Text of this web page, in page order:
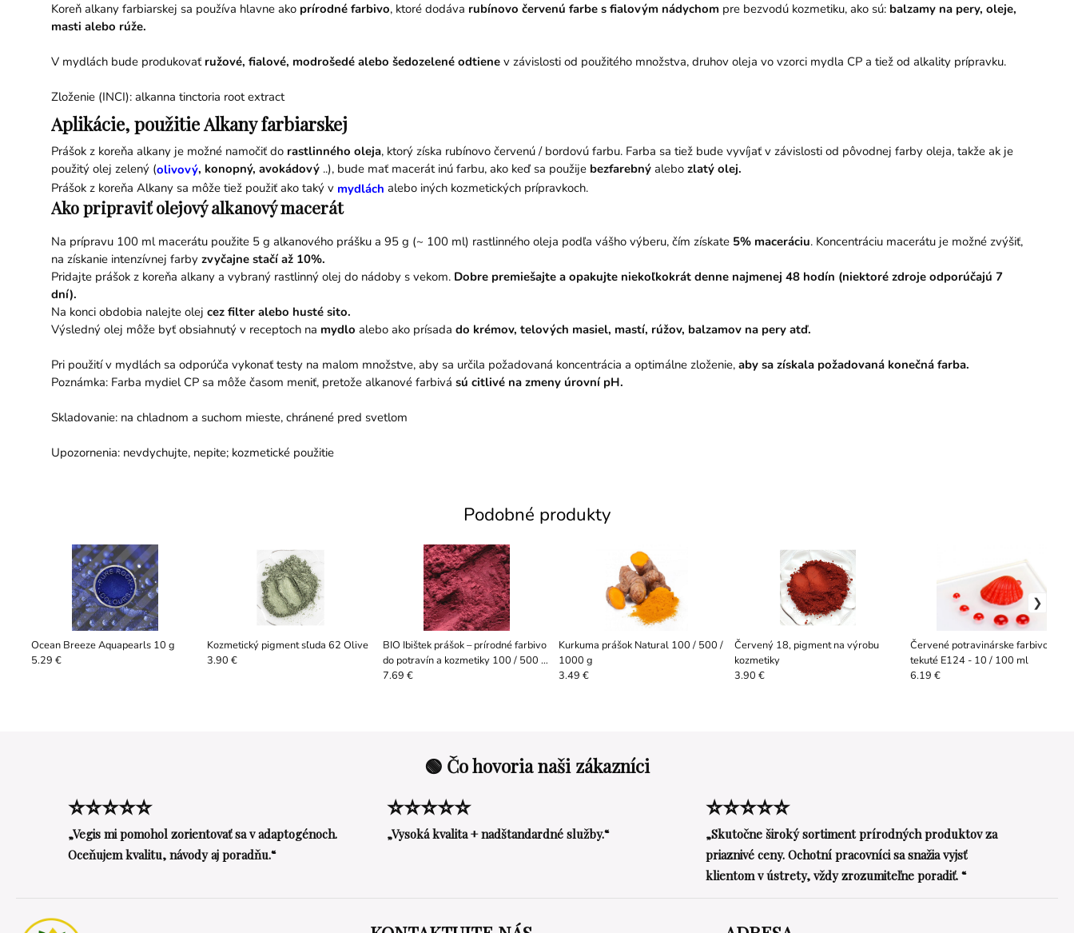
Koreň alkany farbiarskej sa používa hlavne akoprírodné farbivo, ktoré dodáva rubínovo červenú farbe s fialovým nádychom pre bezvodú kozmetiku, ako sú: balzamy na pery, oleje,
masti alebo rúže.
V mydlách bude produkovať ružové, fialové, modrošedé alebo šedozelené odtienev závislosti od použitého množstva, druhov oleja vo vzorci mydla CP a tiež od alkality prípravku.
Zloženie (INCI): alkanna tinctoria root extract
Aplikácie, použitie Alkany farbiarskej
Prášok z koreňa alkany je možné namočiť dorastlinného oleja, ktorý získa rubínovo červenú / bordovú farbu. Farba sa tiež bude vyvíjať v závislosti od pôvodnej farby oleja, takže ak je
použitý olej zelený (olivový, konopný, avokádový..), bude mať macerát inú farbu, ako keď sa použije bezfarebnýalebo zlatý olej.
Prášok z koreňa Alkany sa môže tiež použiť ako taký v mydlách alebo iných kozmetických prípravkoch.
Ako pripraviť olejový alkanový macerát
Na prípravu 100 ml macerátu použite 5 g alkanového prášku a 95 g (~ 100 ml) rastlinného oleja podľa vášho výberu, čím získate 5% maceráciu. Koncentráciu macerátu je možné zvýšiť,
na získanie intenzívnej farby zvyčajne stačí až 10%.
Pridajte prášok z koreňa alkany a vybraný rastlinný olej do nádoby s vekom. Dobre premiešajte a opakujte niekoľkokrát denne najmenej 48 hodín (niektoré zdroje odporúčajú 7
dní).
Na konci obdobia nalejte olej cez filter alebo husté sito.
Výsledný olej môže byť obsiahnutý v receptoch na mydlo alebo ako prísada do krémov, telových masiel, mastí, rúžov, balzamov na pery atď.
Pri použití v mydlách sa odporúča vykonať testy na malom množstve, aby sa určila požadovaná koncentrácia a optimálne zloženie, aby sa získala požadovaná konečná farba.
Poznámka: Farba mydiel CP sa môže časom meniť, pretože alkanové farbivá sú citlivé na zmeny úrovní pH.
Skladovanie: na chladnom a suchom mieste, chránené pred svetlom
Upozornenia: nevdychujte, nepite; kozmetické použitie
Podobné produkty
Ocean Breeze Aquapearls 10 g
5.29 €
Kozmetický pigment sľuda 62 Olive
3.90 €
BIO Ibištek prášok – prírodné farbivo
do potravín a kozmetiky 100 / 500 /
1000 g
7.69 €
Kurkuma prášok Natural 100 / 500 /
1000 g
3.49 €
Červený 18, pigment na výrobu
kozmetiky
3.90 €
Červené potravinárske farbivo
tekuté E124 - 10 / 100 ml
6.19 €
🟢 Čo hovoria naši zákazníci
⭐⭐⭐⭐⭐
„Vegis mi pomohol zorientovať sa v adaptogénoch.
Oceňujem kvalitu, návody aj poradňu.“
⭐⭐⭐⭐⭐
„Vysoká kvalita + nadštandardné služby.“
⭐⭐⭐⭐⭐
„Skutočne široký sortiment prírodných produktov za
priaznivé ceny. Ochotní pracovníci sa snažia vyjsť
klientom v ústrety, vždy zrozumiteľne poradiť. “